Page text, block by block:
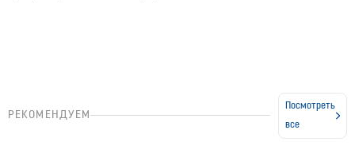
РЕКОМЕНДУЕМ
Посмотреть
все